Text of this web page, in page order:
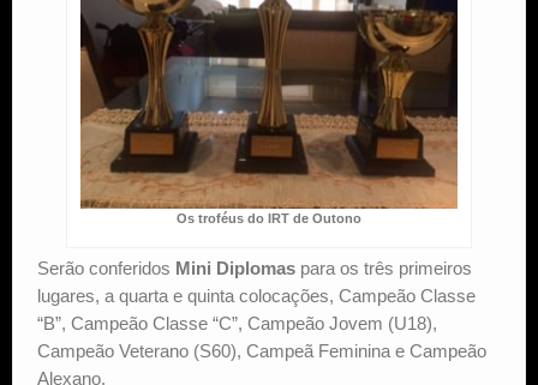
Os troféus do IRT de Outono
Serão conferidos Mini Diplomas para os três primeiros
lugares, a quarta e quinta colocações, Campeão Classe
“B”, Campeão Classe “C”, Campeão Jovem (U18),
Campeão Veterano (S60), Campeã Feminina e Campeão
Alexano.